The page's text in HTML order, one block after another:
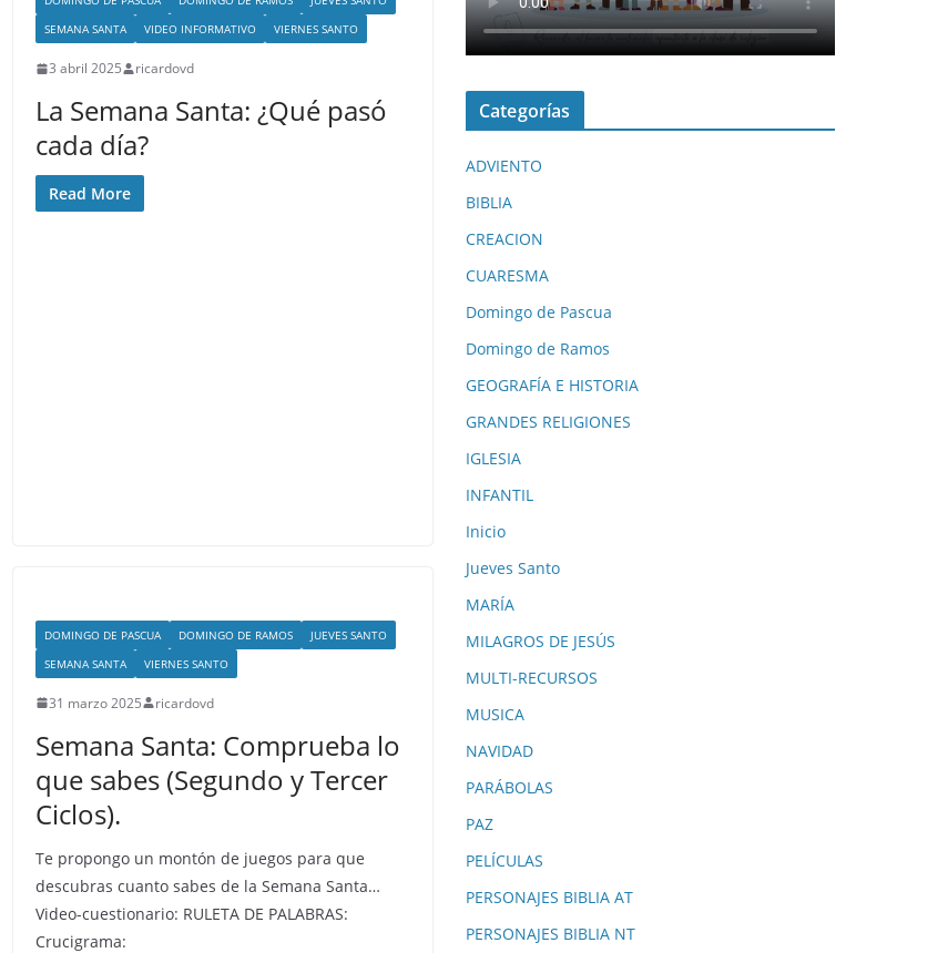
SEMANA SANTA
VIDEO INFORMATIVO VIERNES SANTO
3 abril 2025 ricardovd
La Semana Santa: ¿Qué pasó
cada día?
Read More
DOMINGO DE PASCUA DOMINGO DE RAMOS
JUEVES SANTO
SEMANA SANTA
VIERNES SANTO
31 marzo 2025 ricardovd
Semana Santa: Comprueba lo
que sabes (Segundo y Tercer
Ciclos).
Te propongo un montón de juegos para que
descubras cuanto sabes de la Semana Santa…
Video-cuestionario: RULETA DE PALABRAS:
Crucigrama:
Categorías
ADVIENTO
BIBLIA
CREACION
CUARESMA
Domingo de Pascua
Domingo de Ramos
GEOGRAFÍA E HISTORIA
GRANDES RELIGIONES
IGLESIA
INFANTIL
Inicio
Jueves Santo
MARÍA
MILAGROS DE JESÚS
MULTI-RECURSOS
MUSICA
NAVIDAD
PARÁBOLAS
PAZ
PELÍCULAS
PERSONAJES BIBLIA AT
PERSONAJES BIBLIA NT